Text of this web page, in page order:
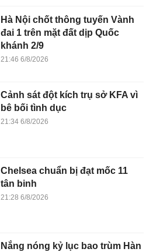
Hà Nội chốt thông tuyến Vành
đai 1 trên mặt đất dịp Quốc
khánh 2/9
21:46 6/8/2026
Cảnh sát đột kích trụ sở KFA vì
bê bối tình dục
21:34 6/8/2026
Chelsea chuẩn bị đạt mốc 11
tân binh
21:28 6/8/2026
Nắng nóng kỷ lục bao trùm Hàn